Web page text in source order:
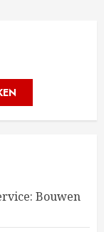
Bouwen